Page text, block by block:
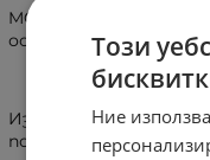
MG QCS 0.25 ohm е
осигурява изцяло
Изключително лесна
почистване.
Този
Ние